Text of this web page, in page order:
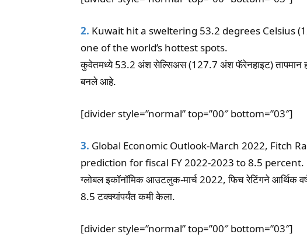
2. Kuwait hit a sweltering 53.2 degrees Celsius
one of the world’s hottest spots.
कुवेतमध्ये 53.2 अंश सेल्सिअस (127.7 अंश फॅरेनहाइट) तापमान
बनले आहे.
[divider style=”normal” top=”00″ bottom=”03″]
3. Global Economic Outlook-March 2022, Fitch
prediction for fiscal FY 2022-2023 to 8.5 percent.
ग्लोबल इकॉनॉमिक आउटलुक-मार्च 2022, फिच रेटिंगने आर्थिक
8.5 टक्क्यांपर्यंत कमी केला.
[divider style=”normal” top=”00″ bottom=”03″]